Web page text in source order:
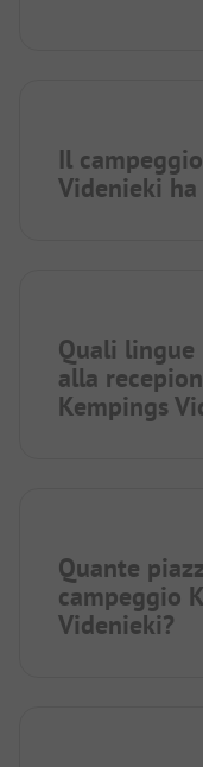
Il
Videnieki
Quali lingue
alla
Kempings
Quante
campeggio
Videnieki?